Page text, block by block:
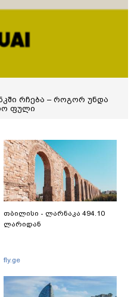
რჩება – როგორ უნდა
ფული
თბილისი - ლარნაკა 494.10
ლარიდან
fly.ge